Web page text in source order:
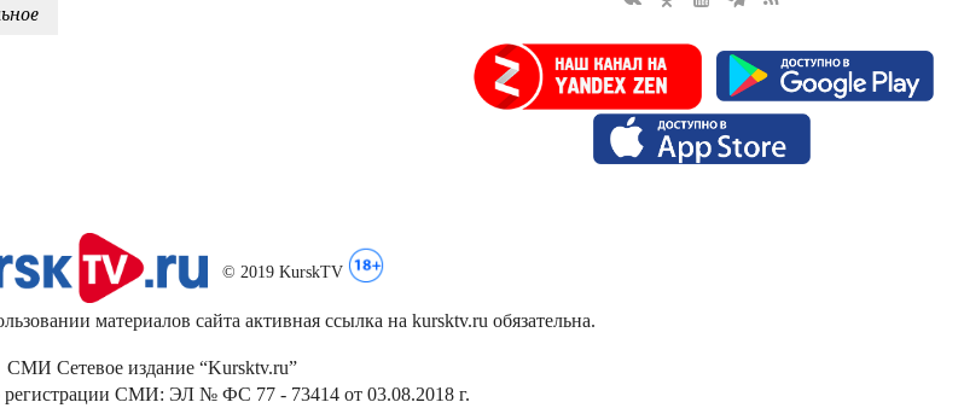
© 2019 KurskTV
материалов сайта активная ссылка на kursktv.ru обязательна.
СМИ Сетевое издание “Kursktv.ru”
регистрации СМИ: ЭЛ № ФС 77 - 73414 от 03.08.2018 г.